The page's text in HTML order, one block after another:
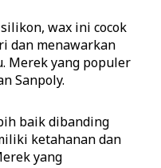
wax ini cocok
dan menawarkan
Merek yang populer
Sanpoly.
baik dibanding
ketahanan dan
yang